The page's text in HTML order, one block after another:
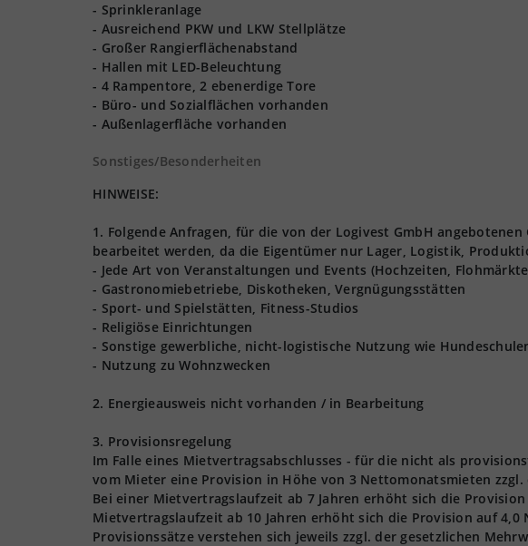
- Sprinkleranlage
- Ausreichend PKW und LKW Stellplätze
- Großer Rangierflächenabstand
- Hallen mit LED-Beleuchtung
- 4 Rampentore, 2 ebenerdige Tore
- Büro- und Sozialflächen vorhanden
- Außenlagerfläche vorhanden
Sonstiges/Besonderheiten
HINWEISE:
1. Folgende Anfragen, für die von der Logivest GmbH
bearbeitet werden, da die Eigentümer nur Lager, Logistik,
- Jede Art von Veranstaltungen und Events (Hochzeiten,
- Gastronomiebetriebe, Diskotheken, Vergnügungsstätten
- Sport- und Spielstätten, Fitness-Studios
- Religiöse Einrichtungen
- Sonstige gewerbliche, nicht-logistische Nutzung wie
- Nutzung zu Wohnzwecken
2. Energieausweis nicht vorhanden / in Bearbeitung
3. Provisionsregelung
Im Falle eines Mietvertragsabschlusses - für die nicht als
vom Mieter eine Provision in Höhe von 3 Nettomonatsmieten zzgl.
Bei einer Mietvertragslaufzeit ab 7 Jahren erhöht sich die
Mietvertragslaufzeit ab 10 Jahren erhöht sich die Provision auf
Provisionssätze verstehen sich jeweils zzgl. der gesetzlichen